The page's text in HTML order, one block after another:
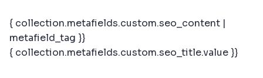
{ collection.metafields.custom.seo_content |
metafield_tag }}
{ collection.metafields.custom.seo_title.value }}